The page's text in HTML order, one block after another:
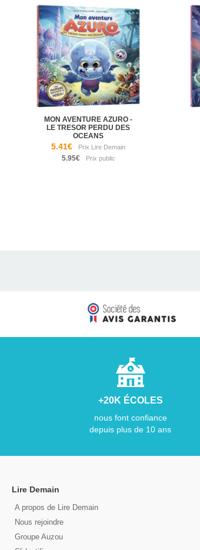
MON AVENTURE AZURO -
LE TRESOR PERDU DES
OCEANS
5.41€
5.95€
+20K ÉCOLES
nous font confiance
depuis plus de 10 ans
Lire Demain
A propos de Lire Demain
Nous rejoindre
Groupe Auzou